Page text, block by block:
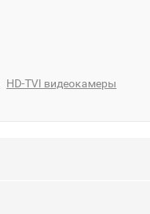
HD-TVI видеокамеры